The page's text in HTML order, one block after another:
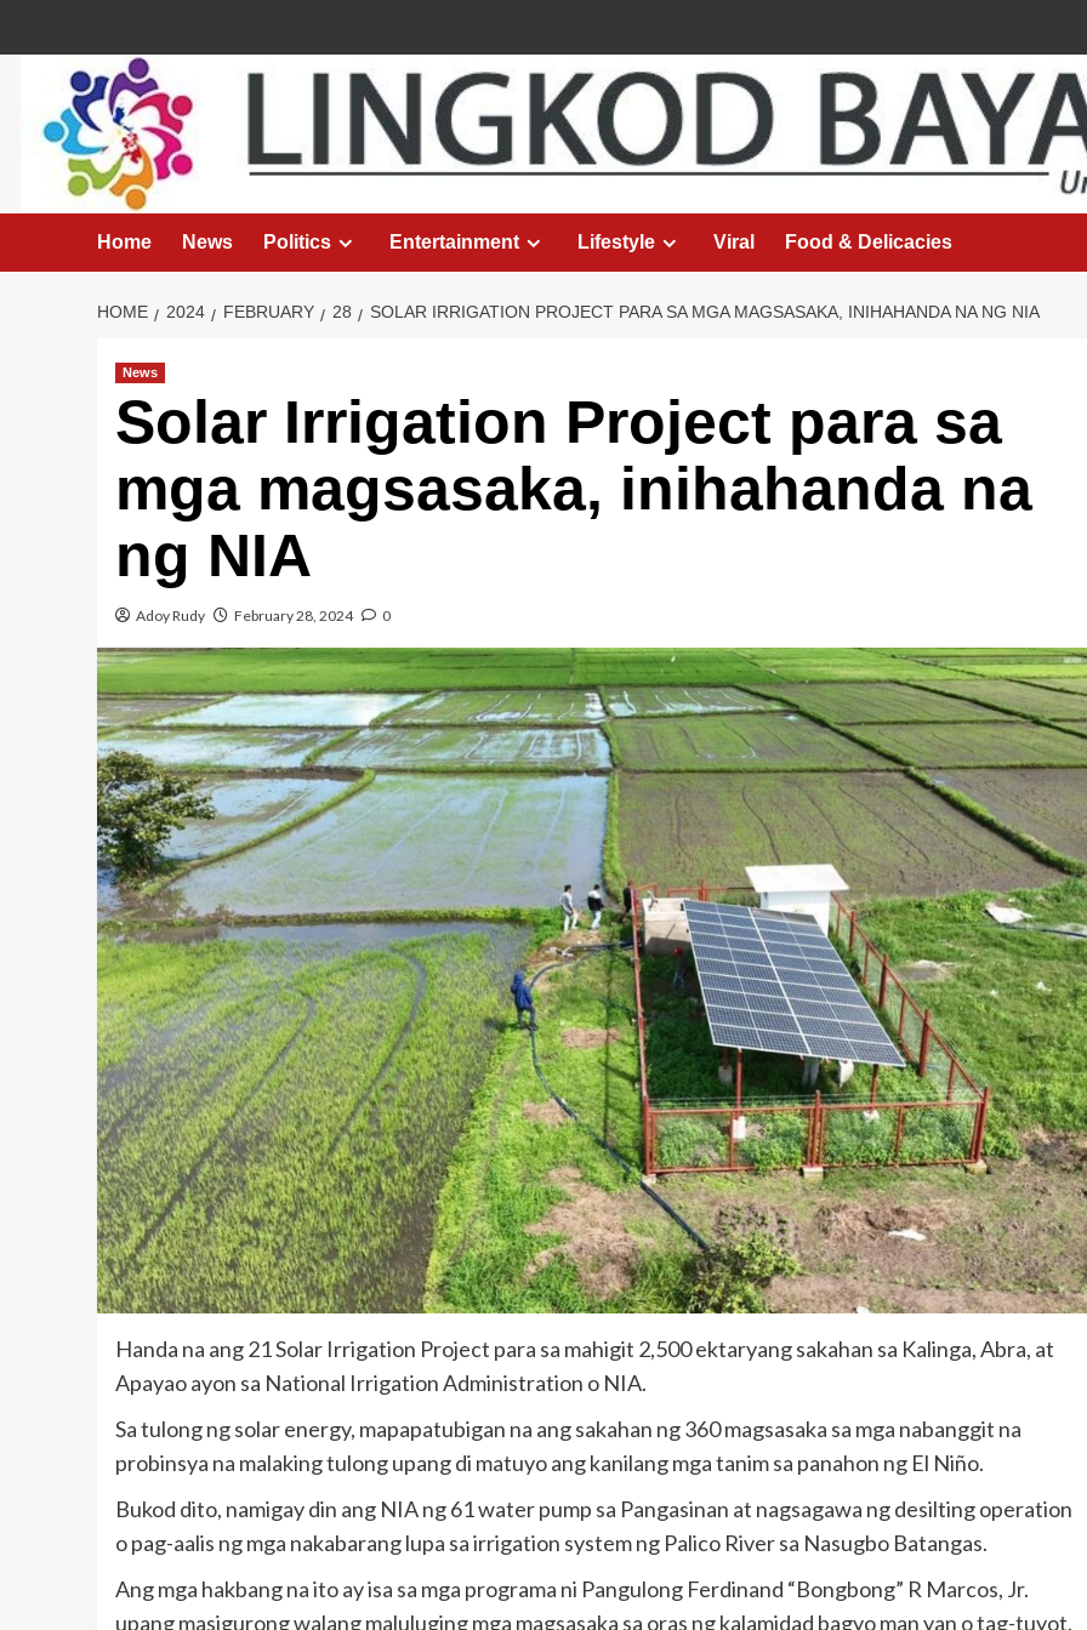
Home News Politics Entertainment Lifestyle Viral Food & Delicacies
HOME 2024 FEBRUARY 28 SOLAR IRRIGATION PROJECT PARA SA MGA MAGSASAKA, INIHAHANDA NA NG NIA
News
Solar Irrigation Project para sa
mga magsasaka, inihahanda na
ng NIA
Adoy Rudy February 28, 2024 0
Handa na ang 21 Solar Irrigation Project para sa mahigit 2,500 ektaryang sakahan sa Kalinga, Abra, at
Apayao ayon sa National Irrigation Administration o NIA.
Sa tulong ng solar energy, mapapatubigan na ang sakahan ng 360 magsasaka sa mga nabanggit na
probinsya na malaking tulong upang di matuyo ang kanilang mga tanim sa panahon ng El Niño.
Bukod dito, namigay din ang NIA ng 61 water pump sa Pangasinan at nagsagawa ng desilting operation
o pag-aalis ng mga nakabarang lupa sa irrigation system ng Palico River sa Nasugbo Batangas.
Ang mga hakbang na ito ay isa sa mga programa ni Pangulong Ferdinand “Bongbong” R Marcos, Jr.
upang masigurong walang maluluging mga magsasaka sa oras ng kalamidad bagyo man yan o tag-tuyot.